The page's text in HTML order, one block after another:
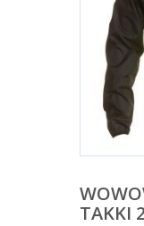
TAKKI